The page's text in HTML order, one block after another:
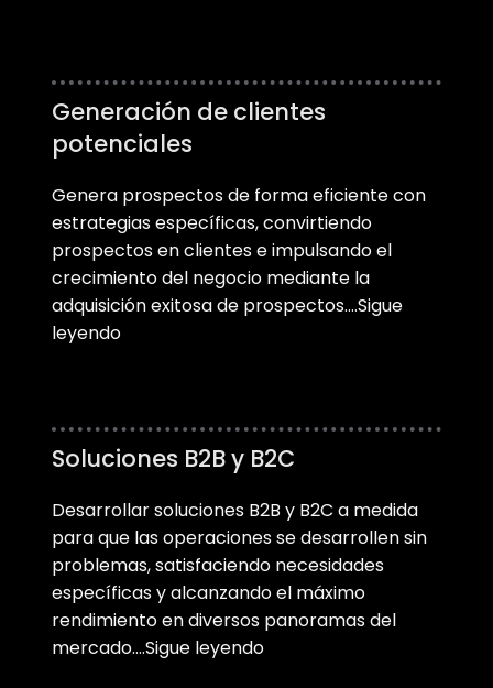
Generación de clientes
potenciales
Genera prospectos de forma eficiente con
estrategias específicas, convirtiendo
prospectos en clientes e impulsando el
crecimiento del negocio mediante la
adquisición exitosa de prospectos….Sigue
leyendo
Soluciones B2B y B2C
Desarrollar soluciones B2B y B2C a medida
para que las operaciones se desarrollen sin
problemas, satisfaciendo necesidades
específicas y alcanzando el máximo
rendimiento en diversos panoramas del
mercado….Sigue leyendo